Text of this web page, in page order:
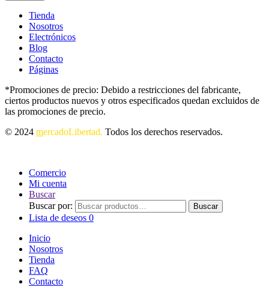
Tienda
Nosotros
Electrónicos
Blog
Contacto
Páginas
*Promociones de precio: Debido a restricciones del fabricante,
ciertos productos nuevos y otros especificados quedan excluidos de
las promociones de precio.
© 2024 mercadoLibertad. Todos los derechos reservados.
Comercio
Mi cuenta
Buscar
Buscar por:
Buscar
Lista de deseos 0
Inicio
Nosotros
Tienda
FAQ
Contacto